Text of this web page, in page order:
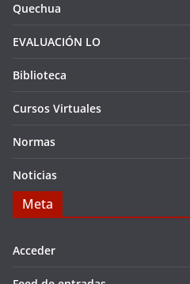
Quechua
EVALUACIÓN LO
Biblioteca
Cursos Virtuales
Normas
Noticias
Meta
Acceder